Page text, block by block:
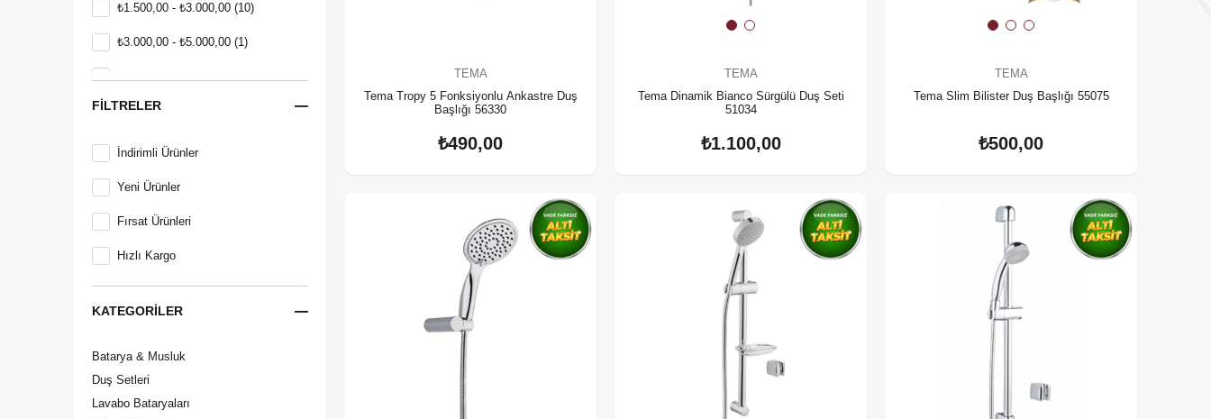
₺1.500,00 - ₺3.000,00 (10)
₺3.000,00 - ₺5.000,00 (1)
FILTRELER
İndirimli Ürünler
Yeni Ürünler
Fırsat Ürünleri
Hızlı Kargo
KATEGORILER
Batarya & Musluk
Duş Setleri
Lavabo Bataryaları
TEMA
Tema Tropy 5 Fonksiyonlu Ankastre Duş
Başlığı 56330
₺490,00
TEMA
Tema Dinamik Bianco Sürgülü Duş Seti
51034
₺1.100,00
TEMA
Tema Slim Bilister Duş Başlığı 55075
₺500,00